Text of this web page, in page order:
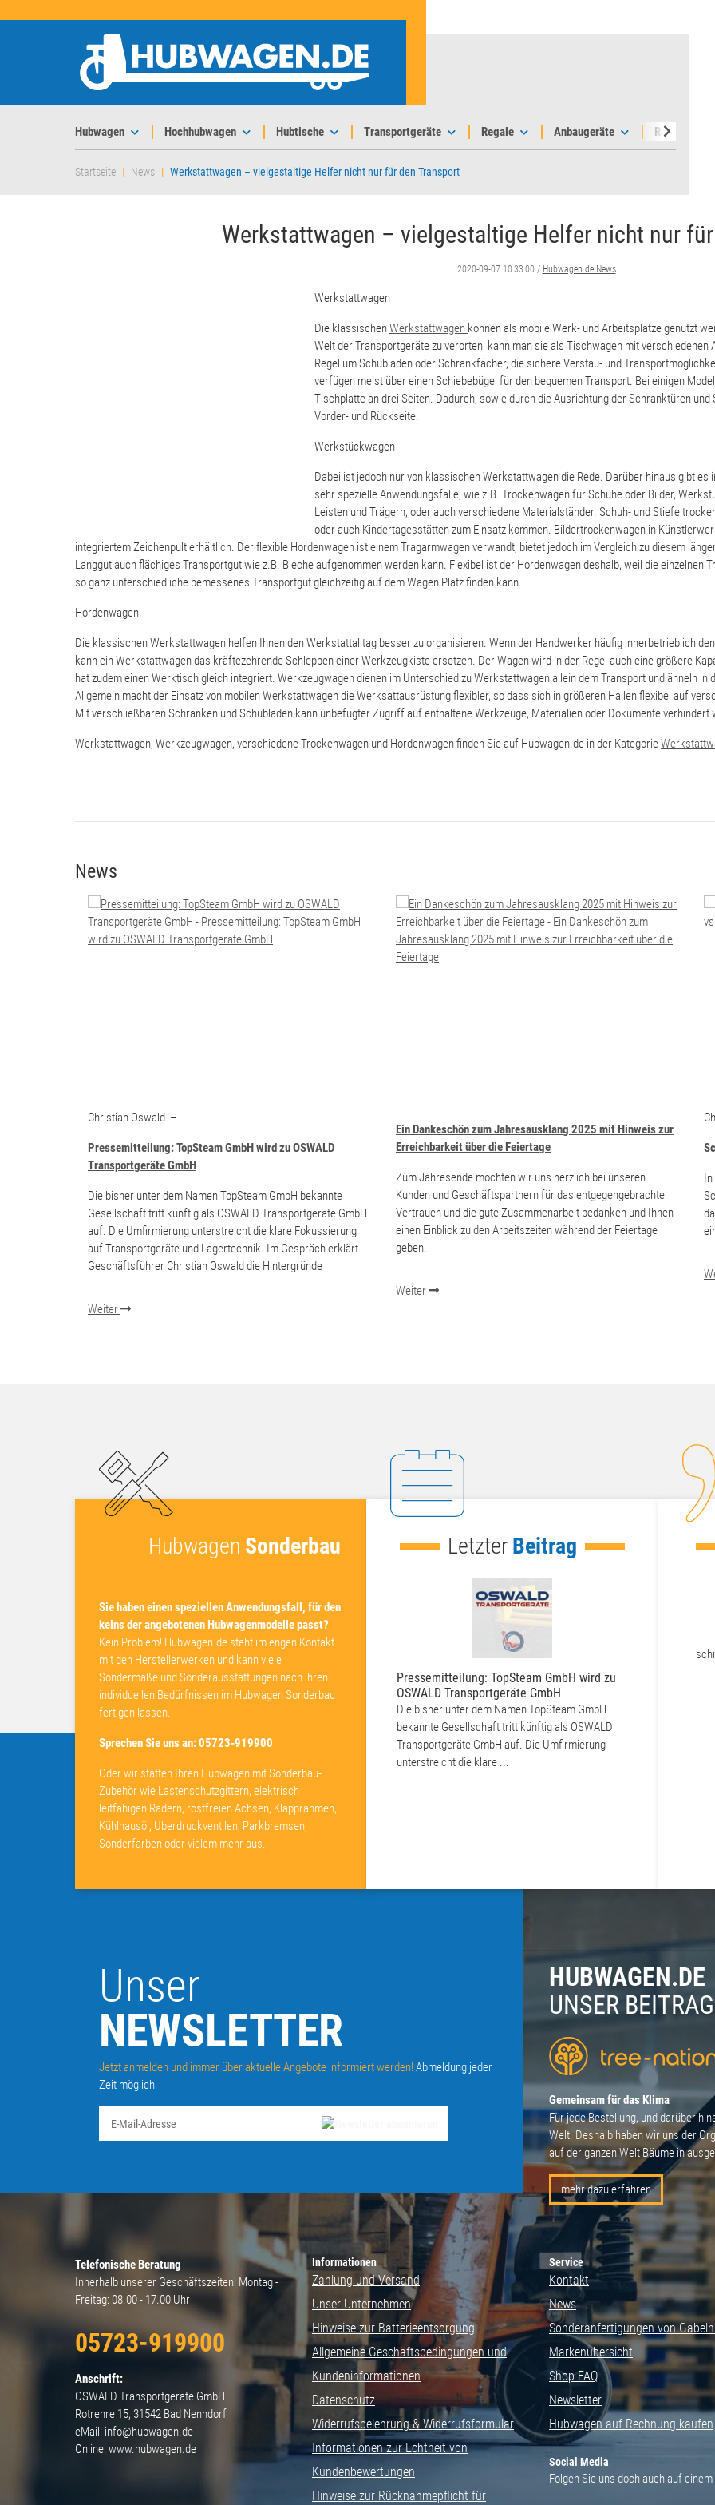
Hubwagen Hochhubwagen Hubtische Transportgeräte Regale Anbaugeräte Räder &
Startseite News Werkstattwagen – vielgestaltige Helfer nicht nur für den Transport
Werkstattwagen – vielgestaltige Helfer nicht nur
2020-09-07 10:33:00 / Hubwagen.de News
Werkstattwagen
Die klassischenWerkstattwagen können als mobile Werk- und Arbeitsplätze genutzt
Welt der Transportgeräte zu verorten, kann man sie als Tischwagen mit verschiedenen
Regel um Schubladen oder Schrankfächer, die sichere Verstau- und
verfügen meist über einen Schiebebügel für den bequemen Transport. Bei einigen
Tischplatte an drei Seiten. Dadurch, sowie durch die Ausrichtung der Schranktüren
Vorder- und Rückseite.
Werkstückwagen
Dabei ist jedoch nur von klassischen Werkstattwagen die Rede. Darüber hinaus gibt
sehr spezielle Anwendungsfälle, wie z.B. Trockenwagen für Schuhe oder Bilder,
Leisten und Trägern, oder auch verschiedene Materialständer. Schuh- und
oder auch Kindertagesstätten zum Einsatz kommen. Bildertrockenwagen in
integriertem Zeichenpult erhältlich. Der flexible Hordenwagen ist einem Tragarmwagen verwandt, bietet jedoch im Vergleich zu diesem
Langgut auch flächiges Transportgut wie z.B. Bleche aufgenommen werden kann. Flexibel ist der Hordenwagen deshalb, weil die einzelnen
so ganz unterschiedliche bemessenes Transportgut gleichzeitig auf dem Wagen Platz finden kann.
Hordenwagen
Die klassischen Werkstattwagen helfen Ihnen den Werkstattalltag besser zu organisieren. Wenn der Handwerker häufig innerbetrieblich
kann ein Werkstattwagen das kräftezehrende Schleppen einer Werkzeugkiste ersetzen. Der Wagen wird in der Regel auch eine größere
hat zudem einen Werktisch gleich integriert. Werkzeugwagen dienen im Unterschied zu Werkstattwagen allein dem Transport und ähneln
Allgemein macht der Einsatz von mobilen Werkstattwagen die Werksattausrüstung flexibler, so dass sich in größeren Hallen flexibel auf
Mit verschließbaren Schränken und Schubladen kann unbefugter Zugriff auf enthaltene Werkzeuge, Materialien oder Dokumente verhindert
Werkstattwagen, Werkzeugwagen, verschiedene Trockenwagen und Hordenwagen finden Sie auf Hubwagen.de in der Kategorie
News
Christian Oswald –
Pressemitteilung: TopSteam GmbH wird zu OSWALD
Transportgeräte GmbH
Die bisher unter dem Namen TopSteam GmbH bekannte
Gesellschaft tritt künftig als OSWALD Transportgeräte GmbH
auf. Die Umfirmierung unterstreicht die klare Fokussierung
auf Transportgeräte und Lagertechnik. Im Gespräch erklärt
Geschäftsführer Christian Oswald die Hintergründe
Weiter
Ein Dankeschön zum Jahresausklang 2025 mit Hinweis zur
Erreichbarkeit über die Feiertage
Zum Jahresende möchten wir uns herzlich bei unseren
Kunden und Geschäftspartnern für das entgegengebrachte
Vertrauen und die gute Zusammenarbeit bedanken und Ihnen
einen Einblick zu den Arbeitszeiten während der Feiertage
geben.
Weiter
Hubwagen Sonderbau
Sie haben einen speziellen Anwendungsfall, für den
keins der angebotenen Hubwagenmodelle passt?
Kein Problem! Hubwagen.de steht im engen Kontakt
mit den Herstellerwerken und kann viele
Sondermaße und Sonderausstattungen nach ihren
individuellen Bedürfnissen im Hubwagen Sonderbau
fertigen lassen.
Sprechen Sie uns an: 05723-919900
Oder wir statten Ihren Hubwagen mit Sonderbau-
Zubehör wie Lastenschutzgittern, elektrisch
leitfähigen Rädern, rostfreien Achsen, Klapprahmen,
Kühlhausöl, Überdruckventilen, Parkbremsen,
Sonderfarben oder vielem mehr aus.
Letzter Beitrag
Pressemitteilung: TopSteam GmbH wird zu
OSWALD Transportgeräte GmbH
Die bisher unter dem Namen TopSteam GmbH
bekannte Gesellschaft tritt künftig als OSWALD
Transportgeräte GmbH auf. Die Umfirmierung
unterstreicht die klare ...
Super Hubwagen, gerne wieder
Ulf K.
D
Unser
NEWSLETTER
Jetzt anmelden und immer über aktuelle Angebote informiert werden! Abmeldung jeder
Zeit möglich!
Newsletter abonnieren
HUBWAGEN.DE
UNSER
Gemeinsam für das Klima
Für jede Bestellung, und darüber
Welt. Deshalb haben wir uns der
auf der ganzen Welt Bäume in
mehr dazu erfahren
Telefonische Beratung
Innerhalb unserer Geschäftszeiten: Montag -
Freitag: 08.00 - 17.00 Uhr
05723-919900
Anschrift:
OSWALD Transportgeräte GmbH
Rotrehre 15, 31542 Bad Nenndorf
eMail: info@hubwagen.de
Online: www.hubwagen.de
Informationen
Zahlung und Versand
Unser Unternehmen
Hinweise zur Batterieentsorgung
Allgemeine Geschäftsbedingungen und
Kundeninformationen
Datenschutz
Widerrufsbelehrung & Widerrufsformular
Informationen zur Echtheit von
Kundenbewertungen
Hinweise zur Rücknahmepflicht für
Service
Kontakt
News
Sonderanfertigungen von
Markenübersicht
Shop FAQ
Newsletter
Hubwagen auf Rechnung kaufen
Social Media
Folgen Sie uns doch auch auf